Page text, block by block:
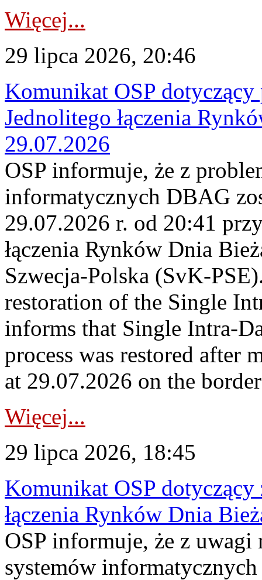
Więcej...
29 lipca 2026, 20:46
Komunikat OSP
Jednolitego łączenia
29.07.2026
OSP informuje, że z
informatycznych DBAG
29.07.2026 r. od 20:41
łączenia Rynków Dnia
Szwecja-Polska (SvK-
restoration of the Single
informs that Single Intra-
process was restored after
at 29.07.2026 on the
Więcej...
29 lipca 2026, 18:45
Komunikat OSP dotyczący
łączenia Rynków Dnia
OSP informuje, że z uwagi
systemów